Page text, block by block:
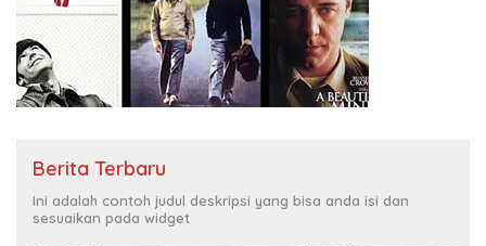
Berita Terbaru
Ini adalah contoh judul deskripsi yang bisa anda isi dan
sesuaikan pada widget